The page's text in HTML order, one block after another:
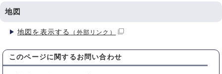
地図
地図を表示する （外部リンク）
このページに関する お問い合わせ